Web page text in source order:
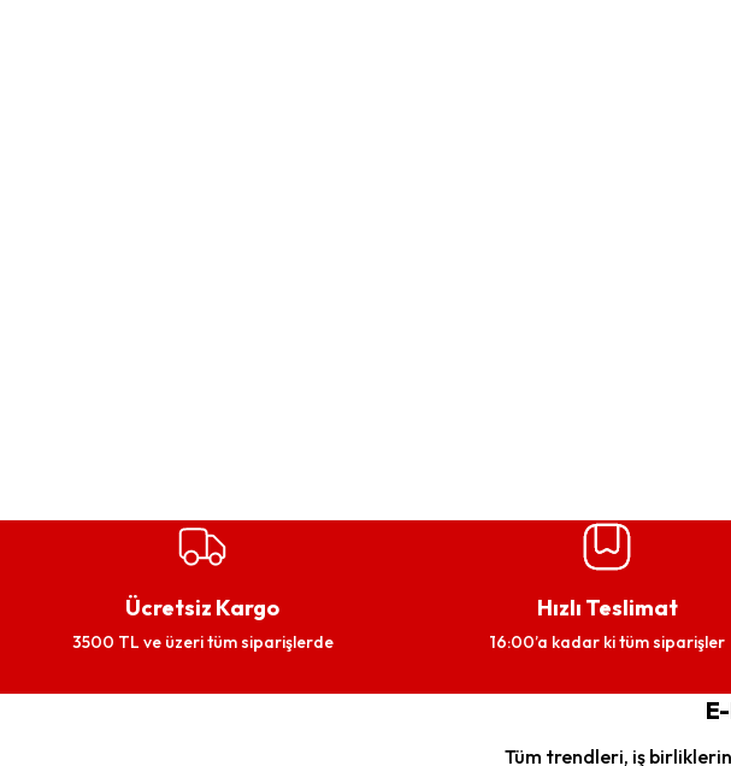
Ücretsiz Kargo
3500 TL ve üzeri tüm siparişlerde
Hızlı Teslimat
16:00’a kadar ki tüm siparişler
Tüm trendleri, iş